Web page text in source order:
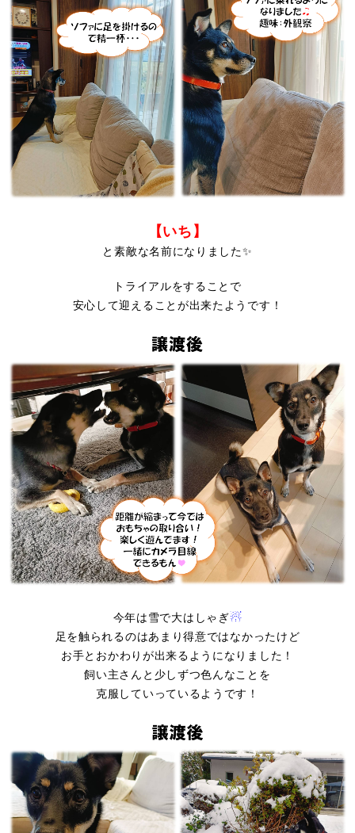
【いち】
と素敵な名前になりました✨
トライアルをすることで
安心して迎えることが出来たようです！
今年は雪で大はしゃぎ☃
足を触られるのはあまり得意ではなかったけど
お手とおかわりが出来るようになりました！
飼い主さんと少しずつ色んなことを
克服していっているようです！